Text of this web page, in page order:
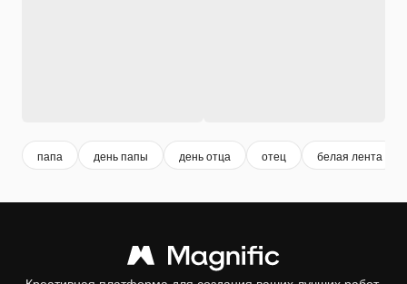
папа день папы день отца отец белая лента